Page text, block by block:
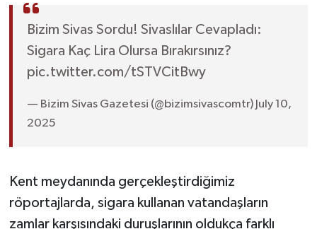
Bizim Sivas Sordu! Sivaslılar Cevapladı:
Sigara Kaç Lira Olursa Bırakırsınız?
pic.twitter.com/tSTVCitBwy
— Bizim Sivas Gazetesi (@bizimsivascomtr) July 10,
2025
Kent meydanında gerçekleştirdiğimiz
röportajlarda, sigara kullanan vatandaşların
zamlar karşısındaki duruşlarının oldukça farklı